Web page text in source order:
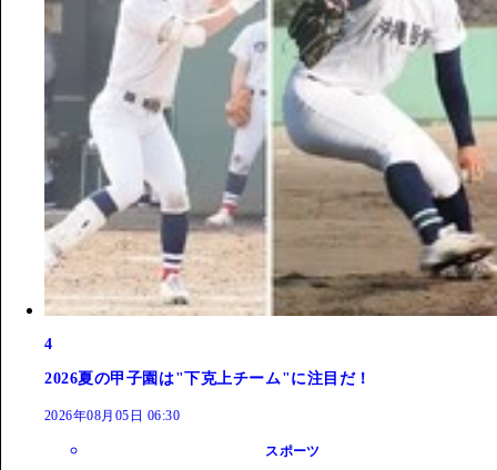
4
2026夏の甲子園は"下克上チーム"に注目だ！
2026年08月05日 06:30
スポーツ